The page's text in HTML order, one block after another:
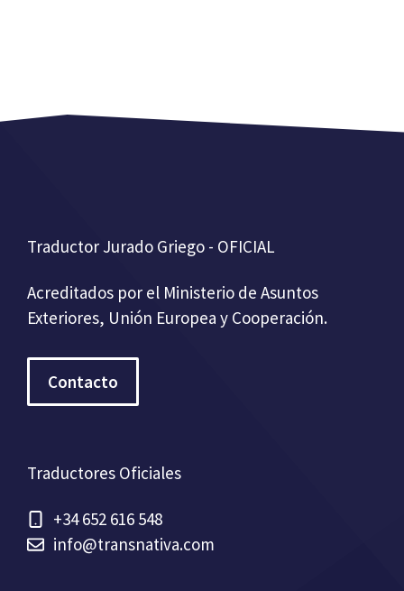
Traductor Jurado Griego - OFICIAL
Acreditados por el Ministerio de Asuntos
Exteriores, Unión Europea y Cooperación.
Contacto
Traductores Oficiales
+34 652 616 548
info@transnativa.com